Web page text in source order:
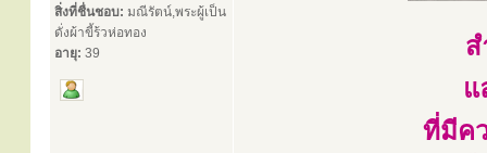
สิ่งที่ชื่นชอบ: มณีรัตน์,พระผู้เป็น
ดั่งผ้าขี้ร้วห่อทอง
อายุ: 39
แ
ที่มีค